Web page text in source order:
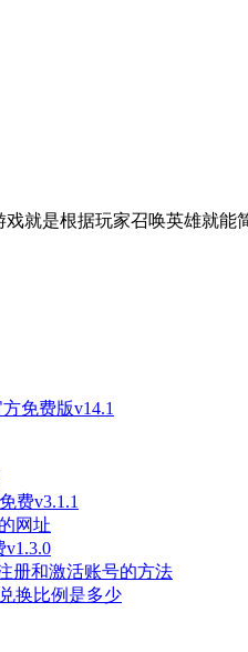
就是根据玩家召唤英雄就
免费版v14.1
费v3.1.1
网址
册和激活账号的方法
换比例是多少